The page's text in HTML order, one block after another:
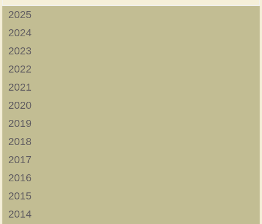
2025
2024
2023
2022
2021
2020
2019
2018
2017
2016
2015
2014